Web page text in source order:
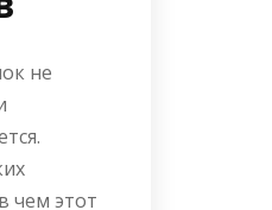
не
чем этот